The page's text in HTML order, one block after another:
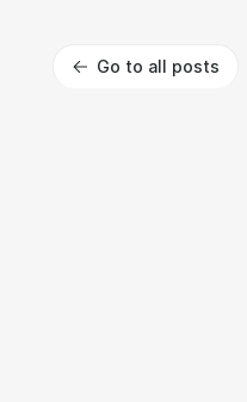
Go to all posts